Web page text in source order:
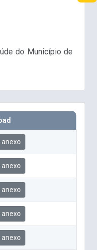
do Município de
anexo
anexo
anexo
anexo
anexo